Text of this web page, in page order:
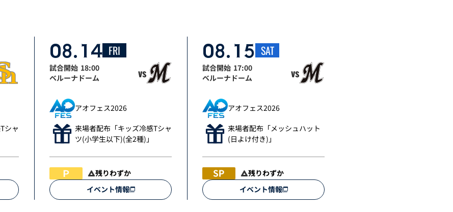
シャ
08.14 FRI
試合開始 18:00
ベルーナドーム
vs
アオフェス2026
来場者配布「キッズ冷感Tシャ
ツ(小学生以下)(全2種)」
残りわずか
イベント情報
08.15 SAT
試合開始 17:00
ベルーナドーム
vs
アオフェス2026
来場者配布「メッシュハット
(日よけ付き)」
残りわずか
イベント情報